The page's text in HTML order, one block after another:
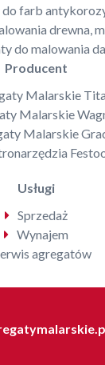
farb
drewna,
do malowania
Producent
Malarskie
Malarskie
Malarskie
Usługi
Sprzedaż
Wynajem
agregatów